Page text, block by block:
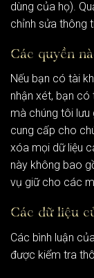
dùng của họ).
chỉnh sửa thông
Các quyền
Nếu bạn có tài
nhận xét, bạn có
mà chúng tôi lưu
cung cấp cho
xóa mọi dữ liệu
này không bao
vụ giữ cho các
Các dữ liệu
Các bình luận
được kiểm tra